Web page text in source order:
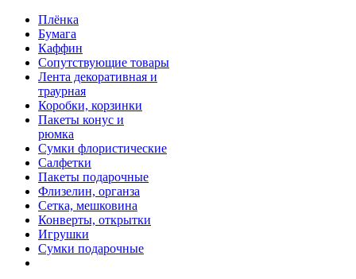
Плёнка
Бумага
Каффин
Сопутствующие товары
Лента декоративная и
траурная
Коробки, корзинки
Пакеты конус и
рюмка
Сумки флористические
Салфетки
Пакеты подарочные
Флизелин, органза
Сетка, мешковина
Конверты, открытки
Игрушки
Сумки подарочные